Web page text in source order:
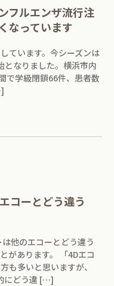
フルエンザ流行注
なっています
ています。今シーズンは
となりました。横浜市内
で学級閉鎖66件、患者数
コーとどう違う
他のエコーとどう違う
があります。 「4Dエコ
も多いと思いますが、
にどう違 […]